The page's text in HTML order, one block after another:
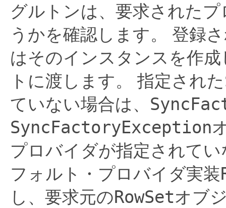
グルトンは、要求された
うかを確認します。
登録
はそのインスタンスを作
トに渡します。
指定された
ていない場合は、
SyncFactoryException
プロバイダが指定されて
フォルト・プロバイダ実装
し、要求元のRowSetオブ